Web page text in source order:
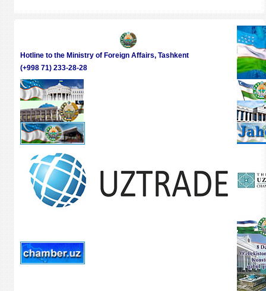
В
Hotline to the Ministry of Foreign Affairs, Tashkent
(+998 71) 233-28-28